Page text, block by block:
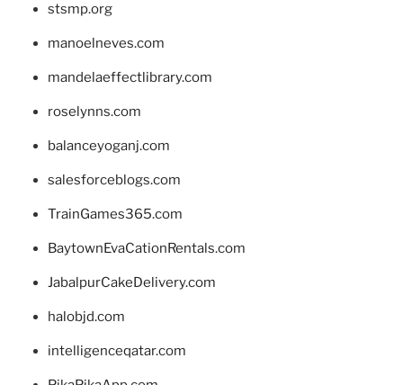
stsmp.org
manoelneves.com
mandelaeffectlibrary.com
roselynns.com
balanceyoganj.com
salesforceblogs.com
TrainGames365.com
BaytownEvaCationRentals.com
JabalpurCakeDelivery.com
halobjd.com
intelligenceqatar.com